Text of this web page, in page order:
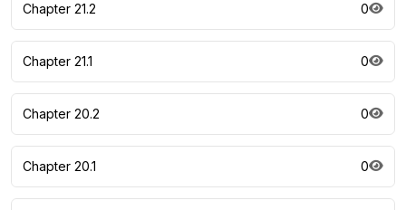
Chapter 21.2 0
Chapter 21.1 0
Chapter 20.2 0
Chapter 20.1 0